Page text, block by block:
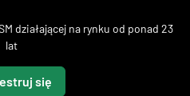
działającej na rynku od ponad 23
lat
się